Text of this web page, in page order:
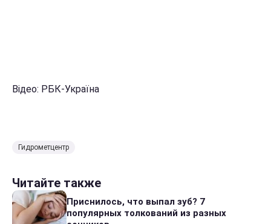
Відео: РБК-Україна
Гидрометцентр
Читайте также
Приснилось, что выпал зуб? 7
популярных толкований из разных